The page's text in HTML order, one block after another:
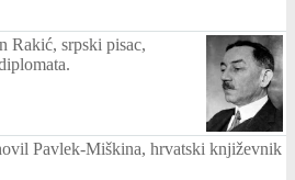
Rakić, srpski pisac,
Pavlek-Miškina, hrvatski književnik